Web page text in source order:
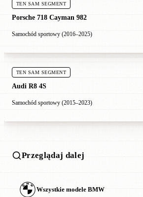
TEN SAM SEGMENT
Porsche 718 Cayman 982
Samochód sportowy (2016–2025)
TEN SAM SEGMENT
Audi R8 4S
Samochód sportowy (2015–2023)
Przeglądaj dalej
Wszystkie modele BMW